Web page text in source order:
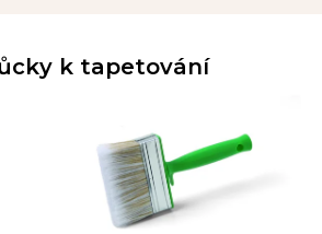
k tapetování